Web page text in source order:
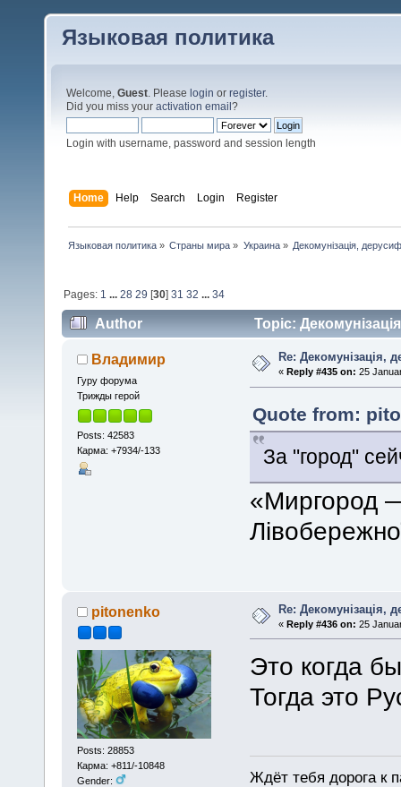
Языковая политика
Welcome, Guest. Please login or register.
Did you miss your activation email ?
Login with username, password and session length
Home Help Search Login Register
Языковая политика» Страны мира » Украина» Декомунізація,
Pages: 1 ...28 29 [30]31 32 ...34
Author Topic:
Владимир
Гуру форума
Трижды герой
Posts: 42583
Карма: +7934/-133
Re: Декомунізація,
«Reply #435 on: 25
Quote from:
За "город"
«Миргород
pitonenko
Posts: 28853
Карма: +811/-10848
Gender:
Re: Декомунізація,
«Reply #436 on: 25
Это когда
Тогда это
Ждёт тебя дорога к